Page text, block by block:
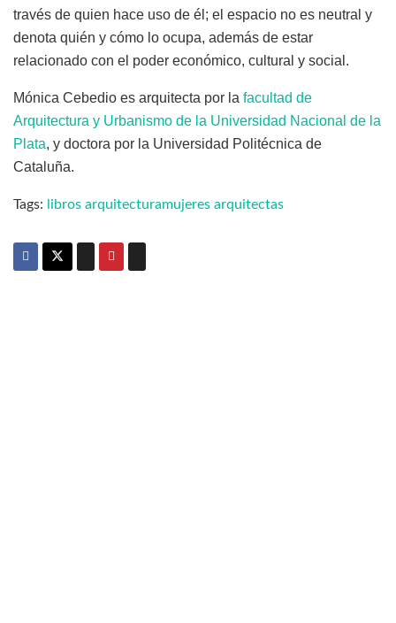
través de quien hace uso de él; el espacio no es neutral y
denota quién y cómo lo ocupa, además de estar
relacionado con el poder económico, cultural y social.
Mónica Cebedio es arquitecta por la facultad de
Arquitectura y Urbanismo de la Universidad Nacional de la
Plata, y doctora por la Universidad Politécnica de
Cataluña.
Tags: libros arquitecturamujeres arquitectas